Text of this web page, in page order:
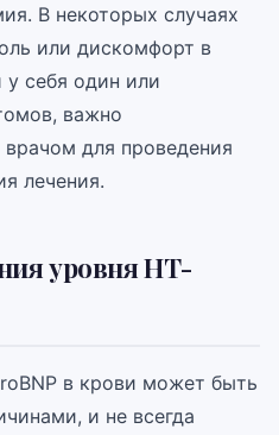
В некоторых случаях
или дискомфорт в
у себя один или
важно
врачом для проведения
лечения.
уровня НТ-
в крови может быть
и не всегда